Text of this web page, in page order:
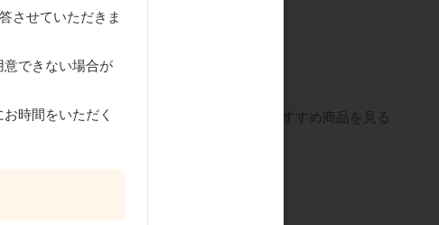
すべてのおすすめ商品を見る
させていただきま
意できない場合が
時間をいただく